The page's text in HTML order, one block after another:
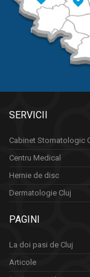
SERVICII
Cabinet Stomatologic
Centru Medical
Hernie de disc
Dermatologie Cluj
PAGINI
La doi pasi de Cluj
Articole